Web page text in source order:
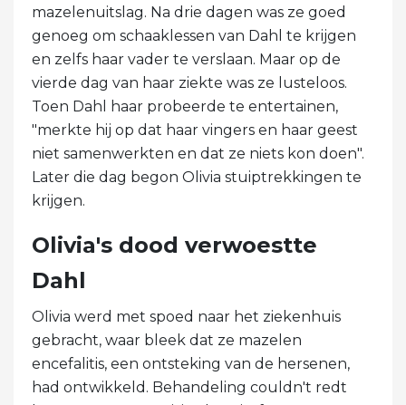
mazelenuitslag. Na drie dagen was ze goed
genoeg om schaaklessen van Dahl te krijgen
en zelfs haar vader te verslaan. Maar op de
vierde dag van haar ziekte was ze lusteloos.
Toen Dahl haar probeerde te entertainen,
"merkte hij op dat haar vingers en haar geest
niet samenwerkten en dat ze niets kon doen".
Later die dag begon Olivia stuiptrekkingen te
krijgen.
Olivia's dood verwoestte
Dahl
Olivia werd met spoed naar het ziekenhuis
gebracht, waar bleek dat ze mazelen
encefalitis, een ontsteking van de hersenen,
had ontwikkeld. Behandeling couldn't redt